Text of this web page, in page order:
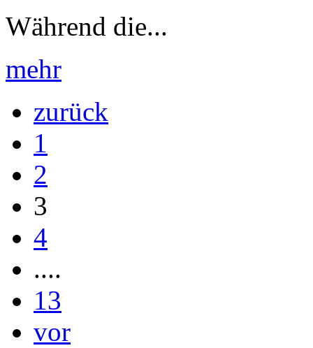
Während die...
mehr
zurück
1
2
3
4
....
13
vor